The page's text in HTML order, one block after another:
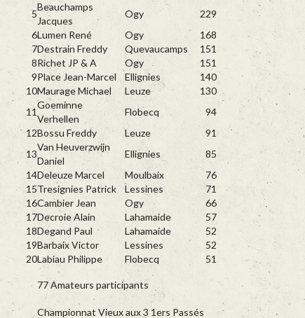
5
Beauchamps
Jacques
Ogy
229
6Lumen René Ogy
168
7Destrain Freddy Quevaucamps
151
8Richet JP & A Ogy
151
9Place Jean-Marcel Ellignies
140
10Maurage Michael Leuze
130
11
Goeminne
Verhellen
Flobecq
94
12Bossu Freddy Leuze
91
13
Van Heuverzwijn
Daniel
Ellignies
85
14Deleuze Marcel Moulbaix
76
15Tresignies Patrick Lessines
71
16Cambier Jean Ogy
66
17Decroie Alain Lahamaide
57
18Degand Paul Lahamaide
52
19Barbaix Victor Lessines
52
20Labiau Philippe Flobecq 51
77 Amateurs participants
Championnat Vieux aux 3 1ers Passés